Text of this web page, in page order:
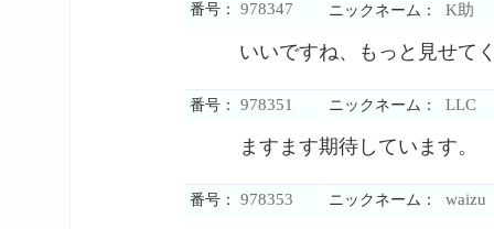
番号： 978347 ニックネーム： K助
いいですね、もっと見せて
番号： 978351 ニックネーム： LLC
ますます期待しています。
番号： 978353 ニックネーム： waizu